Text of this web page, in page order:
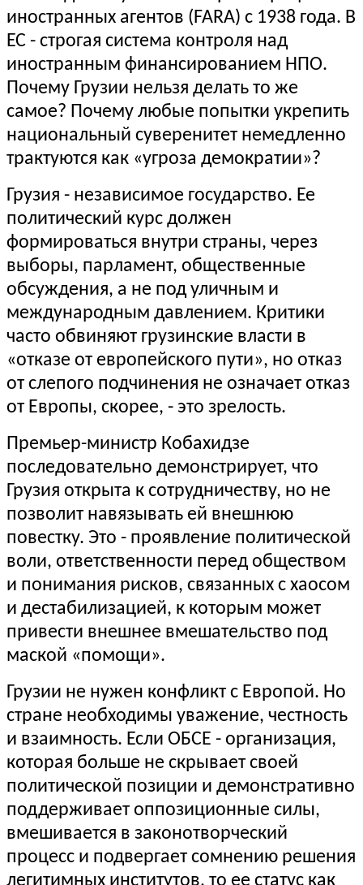
иностранных агентов (FARA) с 1938 года. В
ЕС - строгая система контроля над
иностранным финансированием НПО.
Почему Грузии нельзя делать то же
самое? Почему любые попытки укрепить
национальный суверенитет немедленно
трактуются как «угроза демократии»?
Грузия - независимое государство. Ее
политический курс должен
формироваться внутри страны, через
выборы, парламент, общественные
обсуждения, а не под уличным и
международным давлением. Критики
часто обвиняют грузинские власти в
«отказе от европейского пути», но отказ
от слепого подчинения не означает отказ
от Европы, скорее, - это зрелость.
Премьер-министр Кобахидзе
последовательно демонстрирует, что
Грузия открыта к сотрудничеству, но не
позволит навязывать ей внешнюю
повестку. Это - проявление политической
воли, ответственности перед обществом
и понимания рисков, связанных с хаосом
и дестабилизацией, к которым может
привести внешнее вмешательство под
маской «помощи».
Грузии не нужен конфликт с Европой. Но
стране необходимы уважение, честность
и взаимность. Если ОБСЕ - организация,
которая больше не скрывает своей
политической позиции и демонстративно
поддерживает оппозиционные силы,
вмешивается в законотворческий
процесс и подвергает сомнению решения
легитимных институтов, то ее статус как